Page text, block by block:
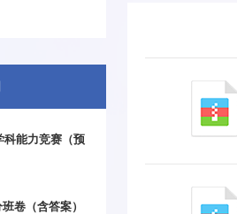
科能力竞赛（预
卷（含答案）